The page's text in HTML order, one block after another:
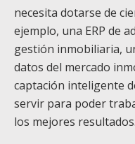
necesita dotarse de
ejemplo, una ERP de
gestión inmobiliaria,
datos del mercado
captación inteligente
servir para poder
los mejores resultados.